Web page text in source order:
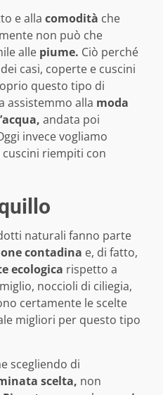
e alla comodità che
non può che
alle piume. Ciò perché
casi, coperte e cuscini
questo tipo di
assistemmo alla moda
andata poi
invece vogliamo
riempiti con
naturali fanno parte
contadina e, di fatto,
ecologica rispetto a
miglio, noccioli di ciliegia,
certamente le scelte
migliori per questo tipo
scegliendo di
scelta, non